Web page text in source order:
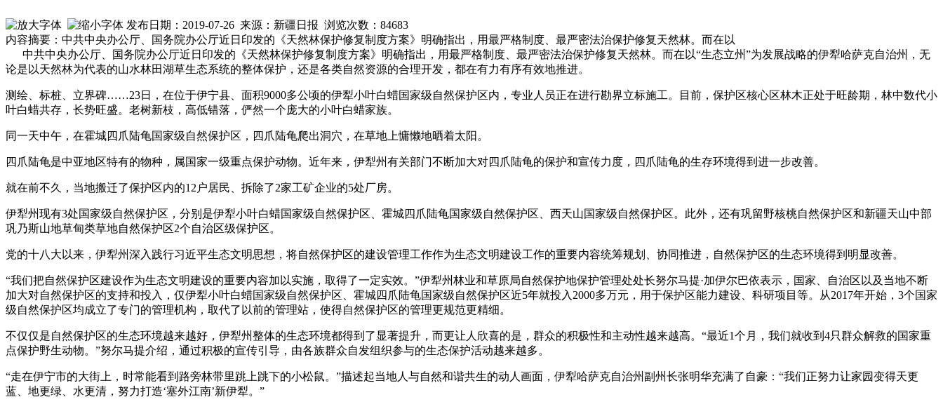
发布日期：2019-07-26 来源：新疆日报 浏览次数： 84683
内容摘要：中共中央办公厅、国务院办公厅近日印发的《天然林保护修复制度方案》明确指出，用最严格制度、最严密法治保护修复天然林。而在以
中共中央办公厅、国务院办公厅近日印发的《天然林保护修复制度方案》明确指出，用最严格制度、最严密法治保护修复天然林。而在以“生态立州”为发展战略的伊犁哈萨克自治州，无
论是以天然林为代表的山水林田湖草生态系统的整体保护，还是各类自然资源的合理开发，都在有力有序有效地推进。
测绘、标桩、立界碑……23日，在位于伊宁县、面积9000多公顷的伊犁小叶白蜡国家级自然保护区内，专业人员正在进行勘界立标施工。目前，保护区核心区林木正处于旺龄期，林中数代小
叶白蜡共存，长势旺盛。老树新枝，高低错落，俨然一个庞大的小叶白蜡家族。
同一天中午，在霍城四爪陆龟国家级自然保护区，四爪陆龟爬出洞穴，在草地上慵懒地晒着太阳。
四爪陆龟是中亚地区特有的物种，属国家一级重点保护动物。近年来，伊犁州有关部门不断加大对四爪陆龟的保护和宣传力度，四爪陆龟的生存环境得到进一步改善。
就在前不久，当地搬迁了保护区内的12户居民、拆除了2家工矿企业的5处厂房。
伊犁州现有3处国家级自然保护区，分别是伊犁小叶白蜡国家级自然保护区、霍城四爪陆龟国家级自然保护区、西天山国家级自然保护区。此外，还有巩留野核桃自然保护区和新疆天山中部
巩乃斯山地草甸类草地自然保护区2个自治区级保护区。
党的十八大以来，伊犁州深入践行习近平生态文明思想，将自然保护区的建设管理工作作为生态文明建设工作的重要内容统筹规划、协同推进，自然保护区的生态环境得到明显改善。
“我们把自然保护区建设作为生态文明建设的重要内容加以实施，取得了一定实效。”伊犁州林业和草原局自然保护地保护管理处处长努尔马提·加伊尔巴依表示，国家、自治区以及当地不断
加大对自然保护区的支持和投入，仅伊犁小叶白蜡国家级自然保护区、霍城四爪陆龟国家级自然保护区近5年就投入2000多万元，用于保护区能力建设、科研项目等。从2017年开始，3个国家
级自然保护区均成立了专门的管理机构，取代了以前的管理站，使得自然保护区的管理更规范更精细。
不仅仅是自然保护区的生态环境越来越好，伊犁州整体的生态环境都得到了显著提升，而更让人欣喜的是，群众的积极性和主动性越来越高。“最近1个月，我们就收到4只群众解救的国家重
点保护野生动物。”努尔马提介绍，通过积极的宣传引导，由各族群众自发组织参与的生态保护活动越来越多。
“走在伊宁市的大街上，时常能看到路旁林带里跳上跳下的小松鼠。”描述起当地人与自然和谐共生的动人画面，伊犁哈萨克自治州副州长张明华充满了自豪：“我们正努力让家园变得天更
蓝、地更绿、水更清，努力打造‘塞外江南’新伊犁。”